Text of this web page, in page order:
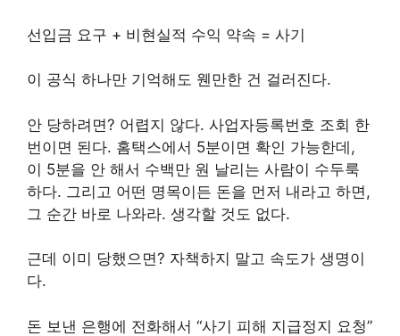
선입금 요구 + 비현실적 수익 약속 = 사기
이 공식 하나만 기억해도 웬만한 건 걸러진다.
안 당하려면? 어렵지 않다. 사업자등록번호 조회 한
번이면 된다. 홈택스에서 5분이면 확인 가능한데,
이 5분을 안 해서 수백만 원 날리는 사람이 수두룩
하다. 그리고 어떤 명목이든 돈을 먼저 내라고 하면,
그 순간 바로 나와라. 생각할 것도 없다.
근데 이미 당했으면? 자책하지 말고 속도가 생명이
다.
돈 보낸 은행에 전화해서 “사기 피해 지급정지 요청”